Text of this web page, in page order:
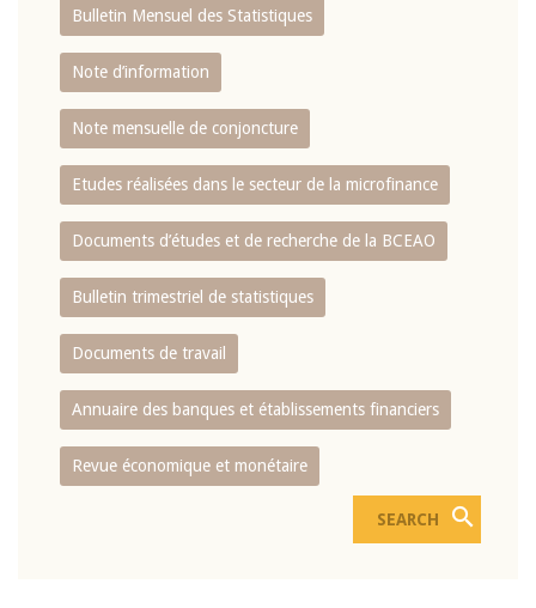
Bulletin Mensuel des Statistiques
Note d’information
Note mensuelle de conjoncture
Etudes réalisées dans le secteur de la microfinance
Documents d’études et de recherche de la BCEAO
Bulletin trimestriel de statistiques
Documents de travail
Annuaire des banques et établissements financiers
Revue économique et monétaire